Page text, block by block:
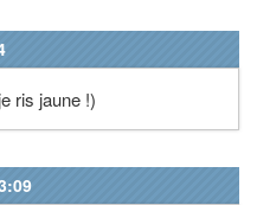
ris jaune !)